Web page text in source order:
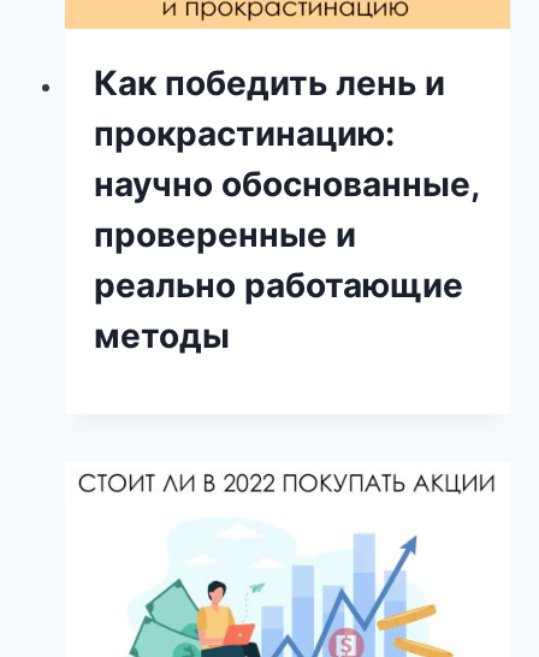
Как победить лень и
прокрастинацию:
научно обоснованные,
проверенные и
реально работающие
методы